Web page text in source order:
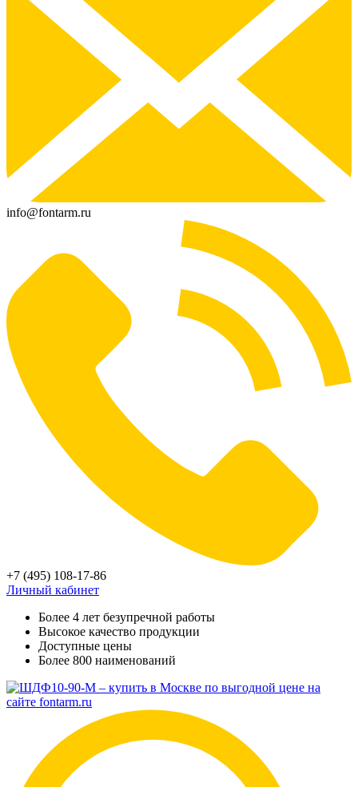
info@fontarm.ru
+7 (495) 108-17-86
Личный кабинет
Более 4 лет безупречной работы
Высокое качество продукции
Доступные цены
Более 800 наименований